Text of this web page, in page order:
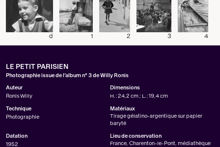
d 1 2 3 4
LE PETIT PARISIEN
Photographie issue de l’album n° 3 de Willy Ronis
Auteur
Ronis Willy
Dimensions
H. : 24,2 cm ; L. : 19,4 cm
Technique
Photographie
Matériaux
Tirage gélatino-argentique sur papier
baryté
Datation
1952
Lieu de conservation
France, Charenton-le-Pont, médiathèque